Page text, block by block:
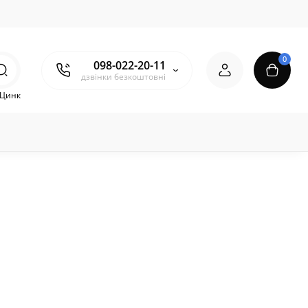
098-022-20-11
дзвінки безкоштовні
Цинк
0